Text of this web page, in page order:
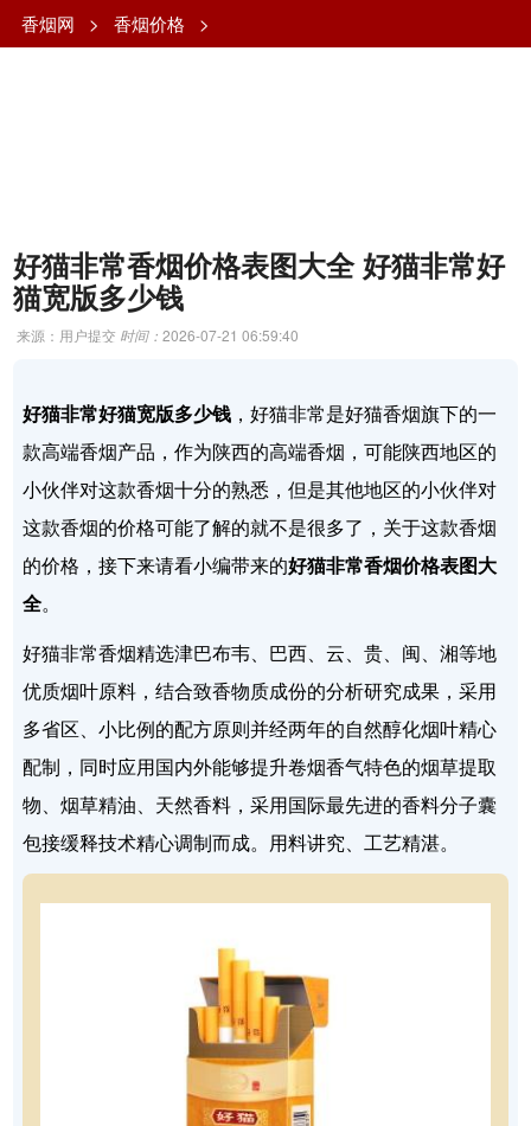
香烟网 > 香烟价格 >
好猫非常香烟价格表图大全 好猫非常好
猫宽版多少钱
来源：用户提交 时间：2026-07-21 06:59:40
好猫非常好猫宽版多少钱 ，好猫非常是好猫香烟旗下的一
款高端香烟产品，作为陕西的高端香烟，可能陕西地区的
小伙伴对这款香烟十分的熟悉，但是其他地区的小伙伴对
这款香烟的价格可能了解的就不是很多了，关于这款香烟
的价格，接下来请看小编带来的好猫非常香烟价格表图大
全。
好猫非常香烟精选津巴布韦、巴西、云、贵、闽、湘等地
优质烟叶原料，结合致香物质成份的分析研究成果，采用
多省区、小比例的配方原则并经两年的自然醇化烟叶精心
配制，同时应用国内外能够提升卷烟香气特色的烟草提取
物、烟草精油、天然香料，采用国际最先进的香料分子囊
包接缓释技术精心调制而成。用料讲究、工艺精湛。